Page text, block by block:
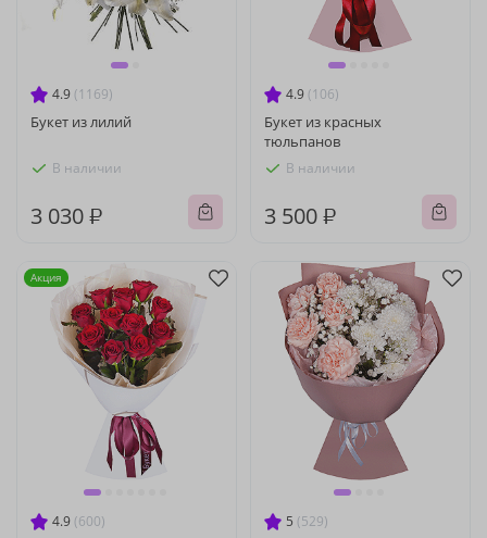
4.9 (1169)
Букет из лилий
В наличии
3 030 ₽
4.9 (106)
Букет из красных
тюльпанов
В наличии
3 500 ₽
4.9 (600)
Акция
5 (529)